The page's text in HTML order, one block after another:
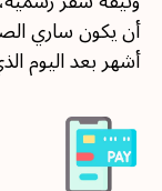
أن يكون ساري
أشهر بعد اليوم